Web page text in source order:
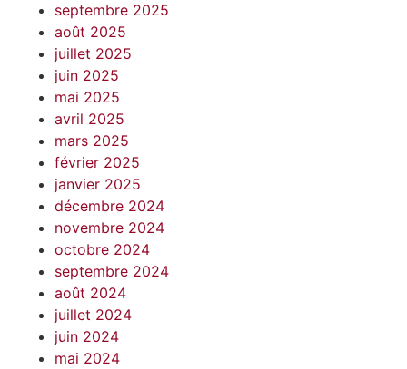
septembre 2025
août 2025
juillet 2025
juin 2025
mai 2025
avril 2025
mars 2025
février 2025
janvier 2025
décembre 2024
novembre 2024
octobre 2024
septembre 2024
août 2024
juillet 2024
juin 2024
mai 2024